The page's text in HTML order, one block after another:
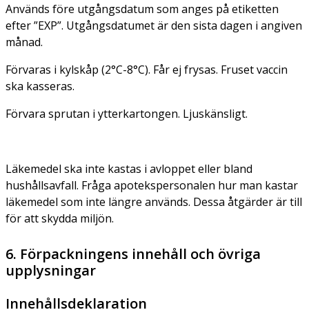
Används före utgångsdatum som anges på etiketten
efter ”EXP”. Utgångsdatumet är den sista dagen i angiven
månad.
Förvaras i kylskåp (2°C-8°C). Får ej frysas. Fruset vaccin
ska kasseras.
Förvara sprutan i ytterkartongen. Ljuskänsligt.
Läkemedel ska inte kastas i avloppet eller bland
hushållsavfall. Fråga apotekspersonalen hur man kastar
läkemedel som inte längre används. Dessa åtgärder är till
för att skydda miljön.
6. Förpackningens innehåll och övriga
upplysningar
Innehållsdeklaration